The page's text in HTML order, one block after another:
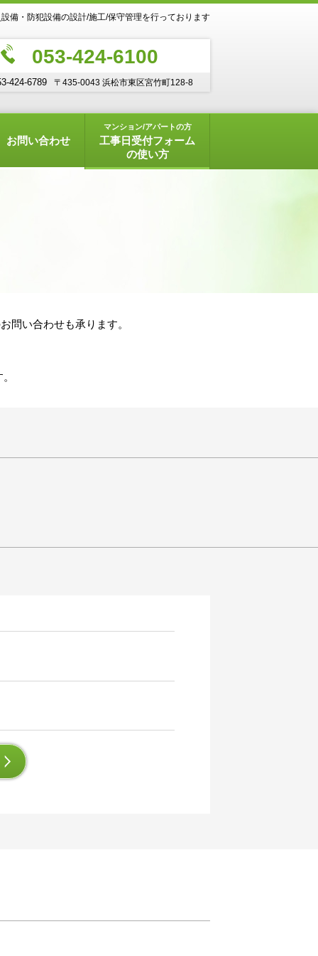
備・防犯設備の設計/施工/保守管理を行っております
053-424-6100
424-6789 〒435-0043 浜松市東区宮竹町128-8
お問い合わせ
マンション/アパートの方
工事日受付フォーム
の使い方
問い合わせも承ります。